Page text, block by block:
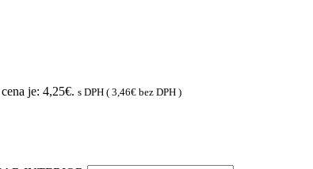
je: 4,25€. s DPH ( 3,46€ bez DPH )